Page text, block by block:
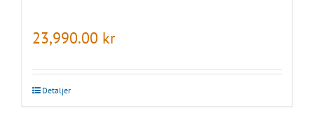
23,990.00 kr
Detaljer